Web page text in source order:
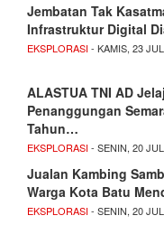
Jembatan Tak
Infrastruktur Digital
EKSPLORASI- KAMIS, 23
ALASTUA TNI AD
Penanggungan
Tahun…
EKSPLORASI- SENIN, 20
Jualan Kambing
Warga Kota Batu
EKSPLORASI- SENIN, 20